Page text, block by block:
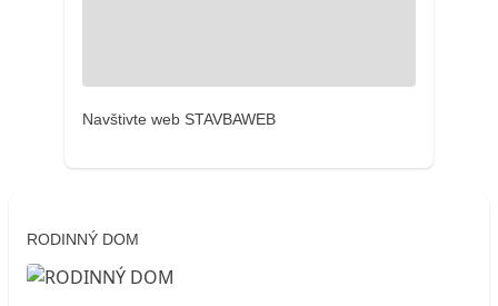
Navštivte web STAVBAWEB
RODINNÝ DOM